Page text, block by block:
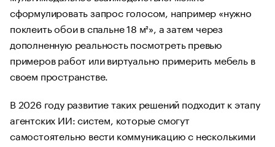
сформулировать запрос голосом, например «нужно
поклеить обои в спальне 18 м²», а затем через
дополненную реальность посмотреть превью
примеров работ или виртуально примерить мебель в
своем пространстве.
В 2026 году развитие таких решений подходит к этапу
агентских ИИ: систем, которые смогут
самостоятельно вести коммуникацию с несколькими